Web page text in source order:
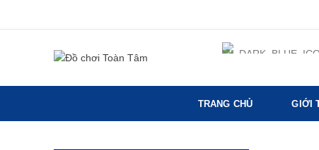
TRANG CHỦ GIỚI